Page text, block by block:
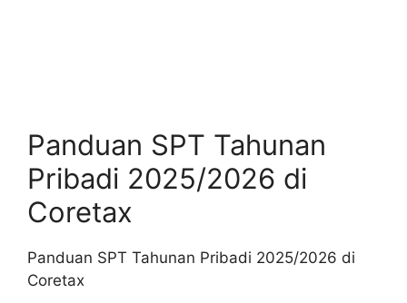
Panduan SPT Tahunan
Pribadi 2025/2026 di
Coretax
Panduan SPT Tahunan Pribadi 2025/2026 di
Coretax